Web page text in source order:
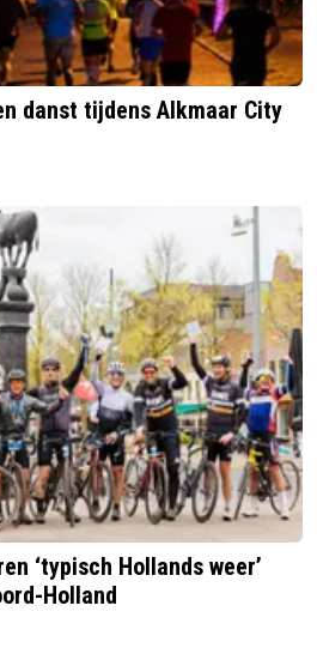
danst tijdens Alkmaar City
‘typisch Hollands weer’
Holland